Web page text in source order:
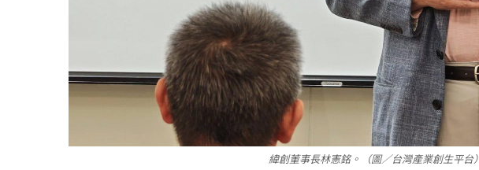
緯創董事長林憲銘。（圖／台灣產業創生平台）